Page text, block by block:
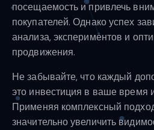
посещаемость и привлечь
покупателей. Однако успех
анализа, экспериментов и
продвижения.
Не забывайте, что каждый
это инвестиция в ваше время
Применяя комплексный
значительно увеличить